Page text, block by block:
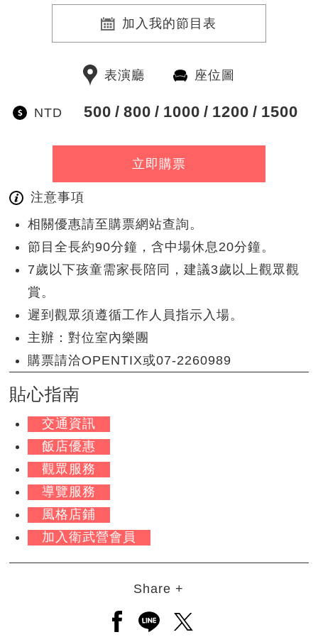
加入我的節目表
表演廳 座位圖
NTD 500 800 1000 1200 1500
立即購票
注意事項
相關優惠請至購票網站查詢。
節目全長約90分鐘，含中場休息20分鐘。
7歲以下孩童需家長陪同，建議3歲以上觀眾觀
賞。
遲到觀眾須遵循工作人員指示入場。
主辦：對位室內樂團
購票請洽OPENTIX或07-2260989
貼心指南
交通資訊
飯店優惠
觀眾服務
導覽服務
風格店鋪
加入衛武營會員
Share +
另開新視窗分享至facebook
另開新視窗分享至line
另開新視窗分享至